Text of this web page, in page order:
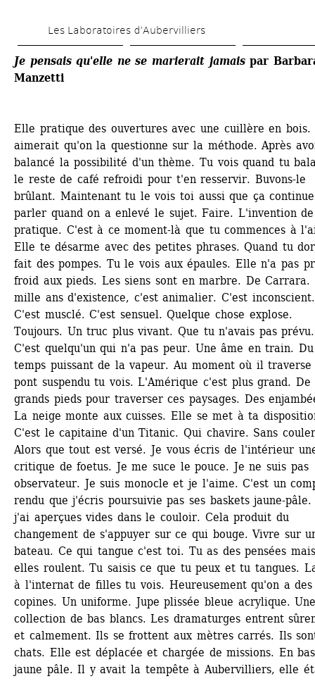
au
contenu
Les Laboratoires d’Aubervilliers
Je pensais qu'elle ne se marierait jamais par
Manzetti
Elle pratique des ouvertures avec une cuillère en bois.
aimerait qu'on la questionne sur la méthode. Après
balancé la possibilité d'un thème. Tu vois quand tu
le reste de café refroidi pour t'en resservir. Buvons-le
brûlant. Maintenant tu le vois toi aussi que ça
parler quand on a enlevé le sujet. Faire. L'invention
pratique. C'est à ce moment-là que tu commences à
Elle te désarme avec des petites phrases. Quand tu
fait des pompes. Tu le vois aux épaules. Elle n'a pas
froid aux pieds. Les siens sont en marbre. De Carrara.
mille ans d'existence, c'est animalier. C'est inconscient.
C'est musclé. C'est sensuel. Quelque chose explose.
Toujours. Un truc plus vivant. Que tu n'avais pas prévu.
C'est quelqu'un qui n'a pas peur. Une âme en train. Du
temps puissant de la vapeur. Au moment où il
pont suspendu tu vois. L'Amérique c'est plus grand. De
grands pieds pour traverser ces paysages. Des
La neige monte aux cuisses. Elle se met à ta
C'est le capitaine d'un Titanic. Qui chavire. Sans
Alors que tout est versé. Je vous écris de l'intérieur
critique de foetus. Je me suce le pouce. Je ne suis pas
observateur. Je suis monocle et je l'aime. C'est un
rendu que j'écris poursuivie pas ses baskets jaune-pâle.
j'ai aperçues vides dans le couloir. Cela produit du
changement de s'appuyer sur ce qui bouge. Vivre sur
bateau. Ce qui tangue c'est toi. Tu as des pensées
elles roulent. Tu saisis ce que tu peux et tu tangues.
à l'internat de filles tu vois. Heureusement qu'on a des
copines. Un uniforme. Jupe plissée bleue acrylique.
collection de bas blancs. Les dramaturges entrent
et calmement. Ils se frottent aux mètres carrés. Ils
chats. Elle est déplacée et chargée de missions. En
jaune pâle. Il y avait la tempête à Aubervilliers, elle